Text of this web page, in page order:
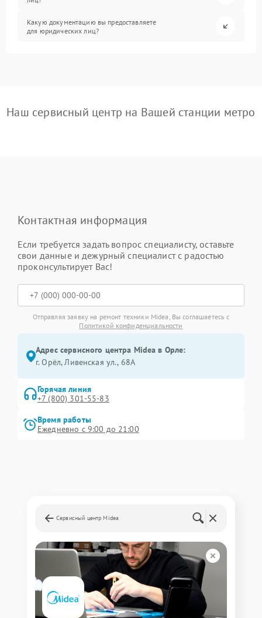
Какую документацию вы предоставляете
для юридических лиц?
Наш сервисный центр на Вашей станции метро
Контактная информация
Если требуется задать вопрос специалисту, оставьте
свои данные и дежурный специалист с радостью
проконсультирует Вас!
Отправляя заявку на ремонт техники Midea, Вы соглашаетесь с
Политикой конфиденциальности
Адрес сервисного центра Midea в Орле:
г. Орёл, Ливенская ул., 68А
Горячая линия
+7 (800) 301-55-83
Время работы
Ежедневно с 9:00 до 21:00
Сервисный центр Midea